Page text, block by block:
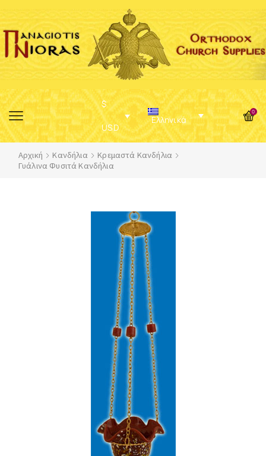
$
USD
Ελληνικά
0
Αρχική Κανδήλια
Κρεμαστά Κανδήλια
Γυάλινα Φυσιτά Κανδήλια